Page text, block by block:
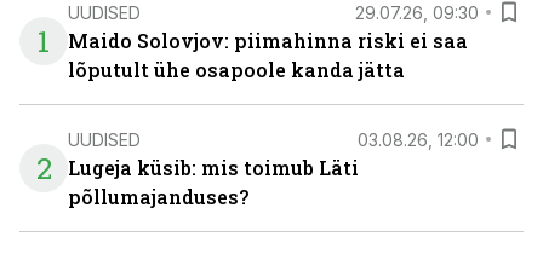
1
UUDISED 29.07.26, 09:30
Maido Solovjov: piimahinna riski ei saa
lõputult ühe osapoole kanda jätta
2
UUDISED 03.08.26, 12:00
Lugeja küsib: mis toimub Läti
põllumajanduses?